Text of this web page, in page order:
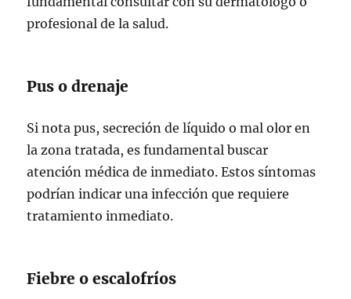
profesional de la salud.
Pus o drenaje
Si nota pus, secreción de líquido o mal olor en
la zona tratada, es fundamental buscar
atención médica de inmediato. Estos síntomas
podrían indicar una infección que requiere
tratamiento inmediato.
Fiebre o escalofríos